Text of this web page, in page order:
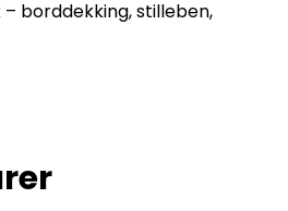
borddekking, stilleben,